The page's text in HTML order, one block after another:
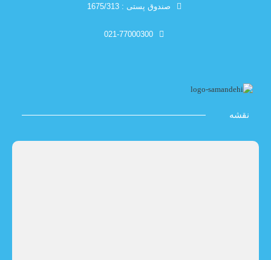
صندوق پستی : 1675/313
021-77000300